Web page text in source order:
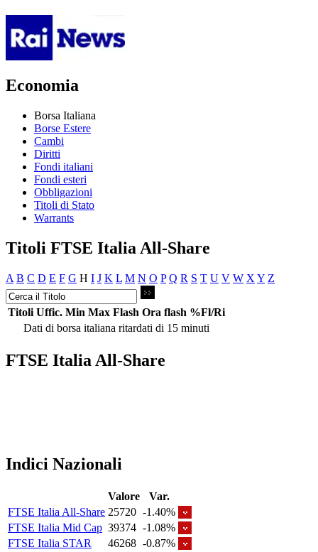
Economia
Borsa Italiana
Borse Estere
Cambi
Diritti
Fondi italiani
Fondi esteri
Obbligazioni
Titoli di Stato
Warrants
Titoli FTSE Italia All-Share
A B C D E F G H I J K L M N O P Q R S T U V W X Y Z
Titoli Uffic. Min Max Flash Ora flash %Fl/Ri
Dati di borsa italiana ritardati di 15 minuti
FTSE Italia All-Share
Indici Nazionali
Valore
Var.
FTSE Italia All-Share 25720 -1.40%
FTSE Italia Mid Cap 39374 -1.08%
FTSE Italia STAR
46268 -0.87%